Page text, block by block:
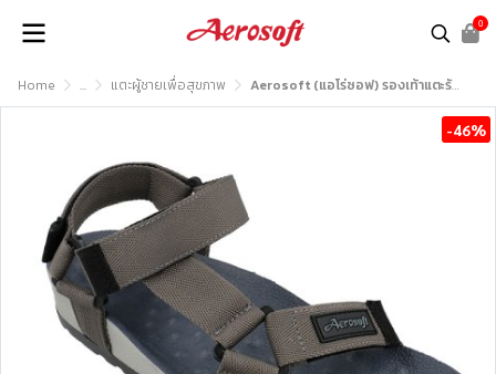
0
Home ... แตะผู้ชายเพื่อสุขภาพ Aerosoft (แอโร่ซอฟ) รองเท้าแตะรัดส้นเพื่อสุขภาพ รุ่น SU5144
-46%